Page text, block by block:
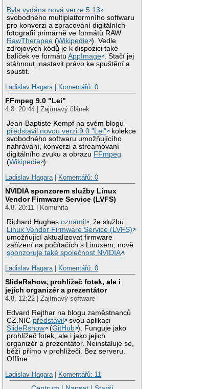
Byla vydána nová verze 5.13
svobodného multiplatformního softwaru
pro konverzi a zpracování digitálních
fotografií primárně ve formátů RAW
RawTherapee (Wikipedie ). Vedle
zdrojových kódů je k dispozici také
balíček ve formátuAppImage . Stačí jej
stáhnout, nastavit právo ke spuštění a
spustit.
Ladislav Hagara| Komentářů: 0
FFmpeg 9.0 "Lei"
4.8. 20:44 | Zajímavý článek
Jean-Baptiste Kempf na svém blogu
představil novou verzi 9.0 "Lei"
kolekce
svobodného softwaru umožňujícího
nahrávání, konverzi a streamovaní
digitálního zvuku a obrazu FFmpeg
(Wikipedie ).
Ladislav Hagara| Komentářů: 0
NVIDIA sponzorem služby Linux
Vendor Firmware Service (LVFS)
4.8. 20:11 | Komunita
Richard Hughesoznámil
, že službu
Linux Vendor Firmware Service (LVFS)
umožňující aktualizovat firmware
zařízení na počítačích s Linuxem, nově
sponzoruje také společnost NVIDIA .
Ladislav Hagara| Komentářů: 0
SlideRshow, prohlížeč fotek, ale i
jejich organizér a prezentátor
4.8. 12:22 | Zajímavý software
Edvard Rejthar na blogu zaměstnanců
CZ.NIC představil
svou aplikaci
SlideRshow
(GitHub ). Funguje jako
prohlížeč fotek, ale i jako jejich
organizér a prezentátor. Neinstaluje se,
běží přímo v prohlížeči. Bez serveru.
Offline.
Ladislav Hagara| Komentářů: 11